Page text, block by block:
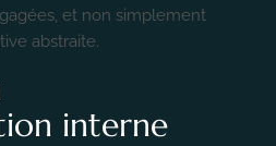
et non simplement
abstraite.
interne